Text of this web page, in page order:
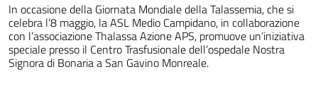
In occasione della Giornata Mondiale della Talassemia, che si
celebra l’8 maggio, la ASL Medio Campidano, in collaborazione
con l’associazione Thalassa Azione APS, promuove un’iniziativa
speciale presso il Centro Trasfusionale dell’ospedale Nostra
Signora di Bonaria a San Gavino Monreale.